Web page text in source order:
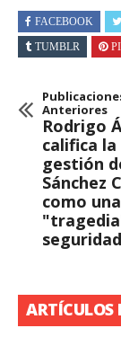
FACEBOOK
TUMBLR
Anteriores
Rodrigo
califica la
gestión
Sánchez
como una
seguridad
ARTÍCULOS